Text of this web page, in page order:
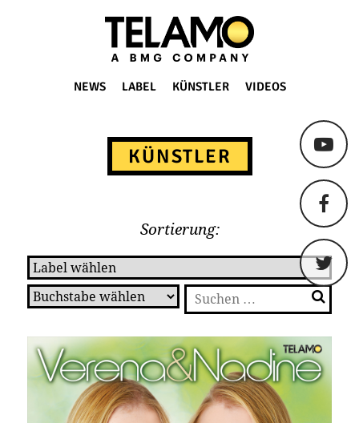
TELAMO
NEWS LABEL KÜNSTLER VIDEOS
KÜNSTLER
Sortierung:
Suchen
nach: